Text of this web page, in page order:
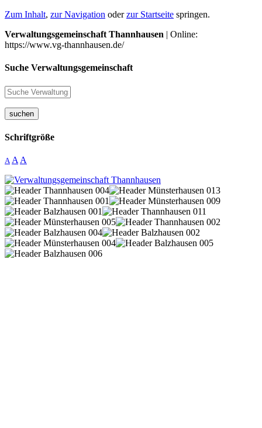
Zum Inhalt, zur Navigation oderzur Startseite springen.
Verwaltungsgemeinschaft Thannhausen | Online:
https://www.vg-thannhausen.de/
Suche Verwaltungsgemeinschaft
suchen
Schriftgröße
A A A